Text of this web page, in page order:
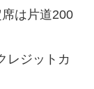
は片道200
レジットカ